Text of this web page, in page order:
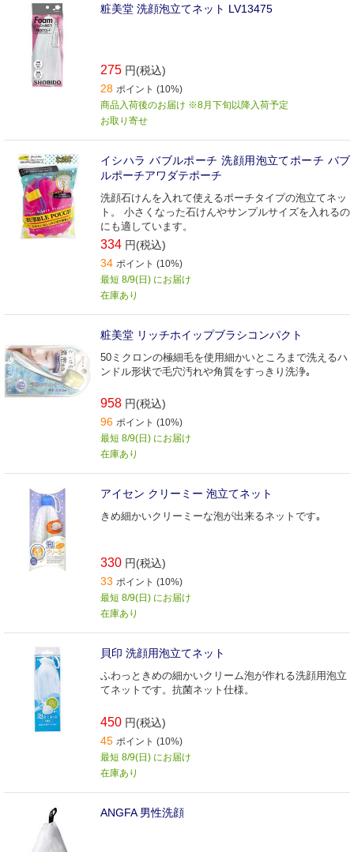
粧美堂 洗顔泡立てネット LV13475
275 円(税込)
28 ポイント (10%)
商品入荷後のお届け ※8月下旬以降入荷予定
お取り寄せ
イシハラ バブルポーチ 洗顔用泡立てポーチ バブ
ルポーチアワダテポーチ
洗顔石けんを入れて使えるポーチタイプの泡立てネッ
ト。 小さくなった石けんやサンプルサイズを入れるの
にも適しています。
334 円(税込)
34 ポイント (10%)
最短 8/9(日) にお届け
在庫あり
粧美堂 リッチホイップブラシコンパクト
50ミクロンの極細毛を使用細かいところまで洗えるハ
ンドル形状で毛穴汚れや角質をすっきり洗浄｡
958 円(税込)
96 ポイント (10%)
最短 8/9(日) にお届け
在庫あり
アイセン クリーミー 泡立てネット
きめ細かいクリーミーな泡が出来るネットです｡
330 円(税込)
33 ポイント (10%)
最短 8/9(日) にお届け
在庫あり
貝印 洗顔用泡立てネット
ふわっときめの細かいクリーム泡が作れる洗顔用泡立
てネットです。抗菌ネット仕様。
450 円(税込)
45 ポイント (10%)
最短 8/9(日) にお届け
在庫あり
ANGFA 男性洗顔